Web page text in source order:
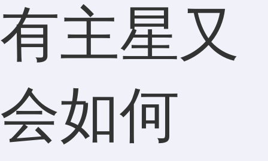
有主星又
会如何